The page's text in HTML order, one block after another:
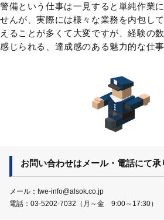
警備という仕事は一見すると単純作業
せんが、実際には様々な業務を内包し
えることが多くて大変ですが、経験の
感じられる、達成感のある魅力的な仕事
お問い合わせはメール・電話にて承
メール：twe-info@alsok.co.jp
電話：03-5202-7032（月～金 9:00～17:30）